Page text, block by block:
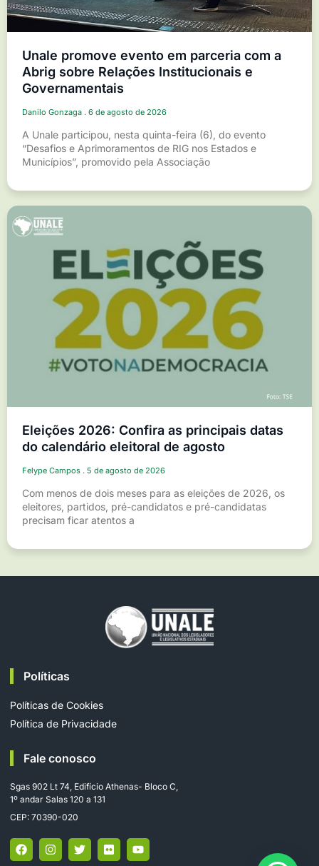
Unale promove evento em parceria com a
Abrig sobre Relações Institucionais e
Governamentais
Danilo Gonzaga 6 de agosto de 2026
A Unale participou, nesta quinta-feira (6), do evento
“Desafios e Aprimoramentos de RIG nos Estados e
Municípios”, promovido pela Associação
Eleições 2026: Confira as principais datas
do calendário eleitoral de agosto
Felype Campos 5 de agosto de 2026
Com menos de dois meses para as eleições de 2026, os
eleitores, partidos, pré-candidatos e pré-candidatas
precisam ficar atentos a
Políticas
Políticas de Cookies
Política de Privacidade
Fale conosco
Sgas 902 Lt 74, Edifício Athenas- Bloco C,
1º andar Salas 120 a 131
CEP: 70390-020